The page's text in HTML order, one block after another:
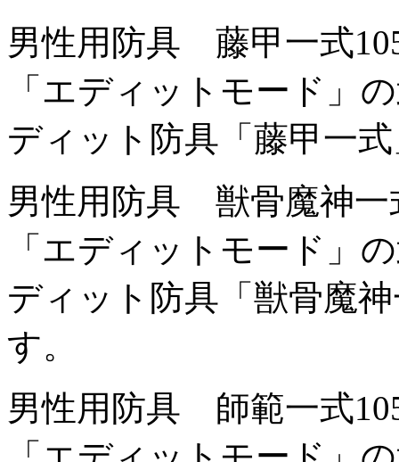
男性用防具 藤甲一式
「エディットモード」
ディット防具「藤甲一
男性用防具 獣骨魔神一
「エディットモード」
ディット防具「獣骨魔
す。
男性用防具 師範一式